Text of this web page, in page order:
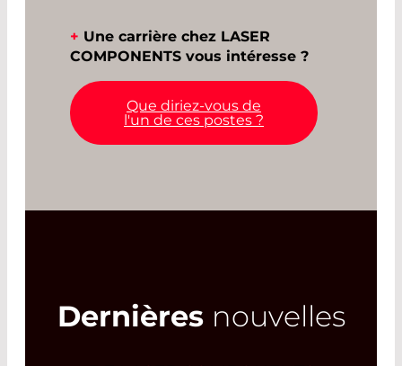
+ Une carrière chez LASER
COMPONENTS vous intéresse ?
Que diriez-vous de
l'un de ces postes ?
Dernières nouvelles